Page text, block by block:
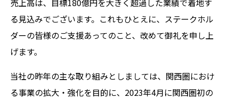
売上高は、目標180億円を大きく超過した業績で着地す
る見込みでございます。これもひとえに、ステークホル
ダーの皆様のご支援あってのこと、改めて御礼を申し上
げます。
当社の昨年の主な取り組みとしましては、関西圏におけ
る事業の拡大・強化を目的に、2023年4月に関西圏初の